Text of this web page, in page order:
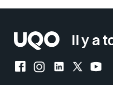
Il y a
Facebook de l'UQO
Instagram de l'UQO
LinkedIn de
X